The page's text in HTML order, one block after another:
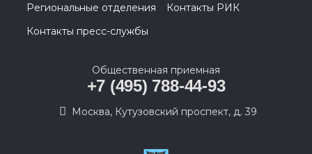
Региональные отделения
Контакты РИК
Контакты пресс-службы
Общественная приемная
+7 (495) 788-44-93
Москва, Кутузовский проспект, д. 39